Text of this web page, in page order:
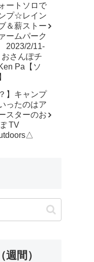
ートソロで
プ☆レイン
＆薪ストー
ームパーク
2023/2/11-
さんぽチ
Pa【ソ
】キャンプ
ったのはア
スターのお
TV
間）